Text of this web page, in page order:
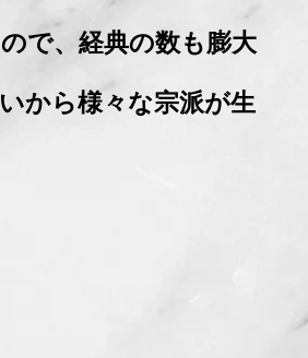
で、経典の数も膨大
から様々な宗派が生